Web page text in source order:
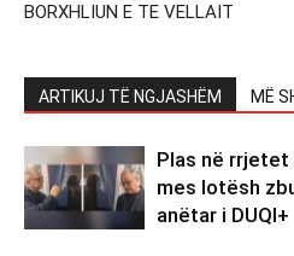
BORXHLIUN E TE VELLAIT
ARTIKUJ TË NGJASHËM MË
Plas në
mes lotësh
anëtar i DUQI+